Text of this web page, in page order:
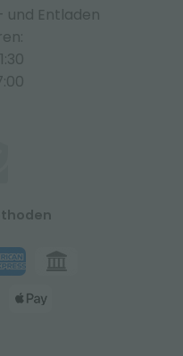
und Entladen